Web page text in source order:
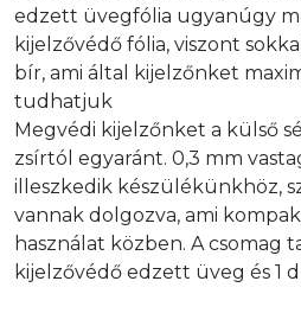
edzett üvegfólia ugyanúgy
kijelzővédő fólia, viszont
bír, ami által kijelzőnket
tudhatjuk
Megvédi kijelzőnket a külső
zsírtól egyaránt. 0,3 mm
illeszkedik készülékünkhöz,
vannak dolgozva, ami
használat közben. A csomag
kijelzővédő edzett üveg és 1